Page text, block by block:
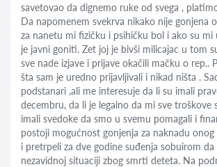
savetovao da dignemo ruke od svega ,
Da napomenem svekrva nikako nije gonjena
za nanetu mi fizičku i psihičku bol i ako su mi
je javni goniti. Zet joj je bivši milicajac u tom
sve nade izjave i prijave okačili mačku o rep..
šta sam je uredno prijavljivali i nikad ništa .
podstanari ,ali me interesuje da li su imali
decembru, da li je legalno da mi sve troškove
imali svedoke da smo u svemu pomagali i
postoji mogućnost gonjenja za naknadu
i pretrpeli za dve godine suđenja sobuirom
nezavidnoj situaciji zbog smrti deteta. Na